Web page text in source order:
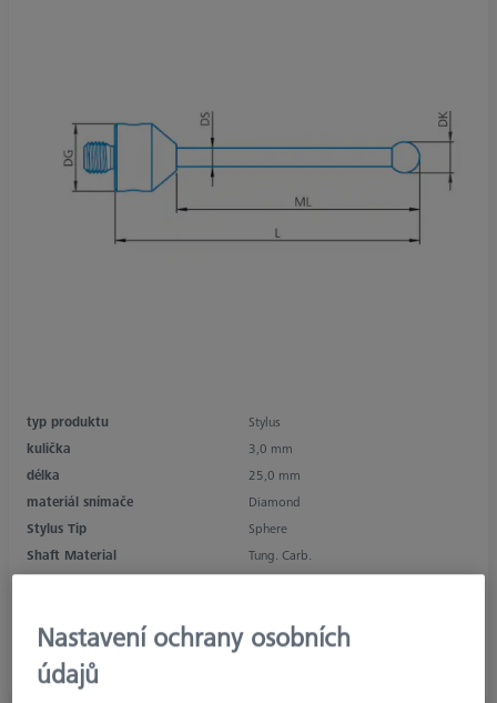
typ produktu
Stylus
kulička
3,0 mm
délka
25,0 mm
materiál snímače
Diamond
Stylus Tip
Sphere
Shaft Material
Tung. Carb.
Connection Type
M5
Ø Shaft (DS)
2,0 mm
Stylus Type
Nastavení ochrany osobních
údajů